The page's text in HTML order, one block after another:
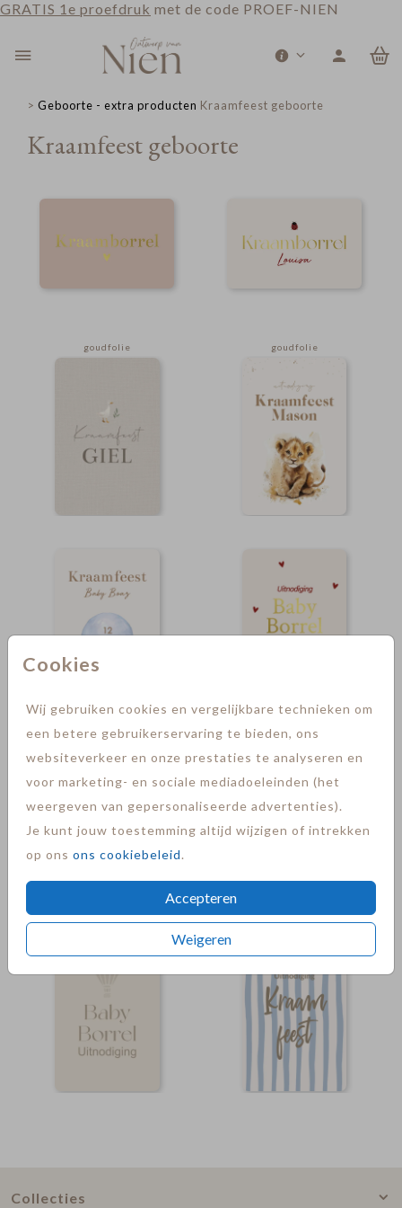
GRATIS 1e proefdruk met de code PROEF-NIEN
Cookies
Wij gebruiken cookies en vergelijkbare technieken om
een betere gebruikerservaring te bieden, ons
websiteverkeer en onze prestaties te analyseren en
voor marketing- en sociale mediadoeleinden (het
weergeven van gepersonaliseerde advertenties).
Je kunt jouw toestemming altijd wijzigen of intrekken
op ons ons cookiebeleid.
Accepteren
Weigeren
> Geboorte - extra producten Kraamfeest geboorte
Kraamfeest geboorte
goudfolie goudfolie
goudfolie
Collecties